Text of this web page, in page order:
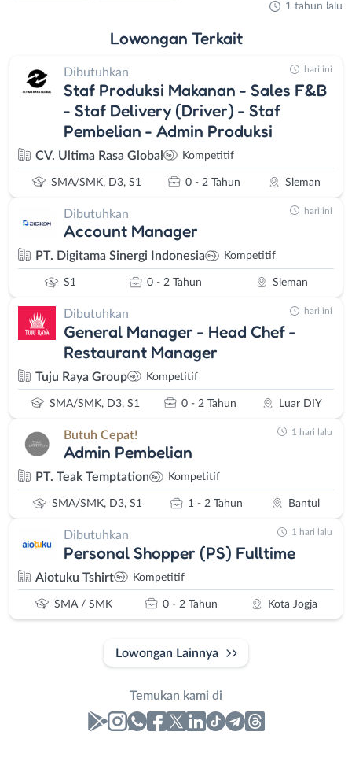
1 tahun lalu
Lowongan Terkait
Dibutuhkan
Staf Produksi Makanan - Sales F&B
- Staf Delivery (Driver) - Staf
Pembelian - Admin Produksi
CV. Ultima Rasa Global Kompetitif
SMA/SMK, D3, S1 0 - 2 Tahun Sleman
hari ini
Dibutuhkan
Account Manager
PT. Digitama Sinergi Indonesia Kompetitif
S1 0 - 2 Tahun Sleman
hari ini
Dibutuhkan
General Manager - Head Chef -
Restaurant Manager
Tuju Raya Group Kompetitif
SMA/SMK, D3, S1 0 - 2 Tahun Luar DIY
hari ini
Butuh Cepat!
Admin Pembelian
PT. Teak Temptation Kompetitif
SMA/SMK, D3, S1 1 - 2 Tahun Bantul
1 hari lalu
Dibutuhkan
Personal Shopper (PS) Fulltime
Aiotuku Tshirt Kompetitif
SMA / SMK 0 - 2 Tahun Kota Jogja
1 hari lalu
Lowongan Lainnya
Temukan kami di